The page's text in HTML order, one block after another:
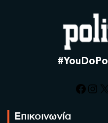
X
Επικοινωνία